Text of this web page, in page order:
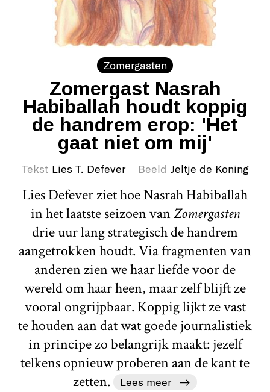
Zomergasten
Zomergast Nasrah
Habiballah houdt koppig
de handrem erop: 'Het
gaat niet om mij'
Tekst Lies T. Defever Beeld Jeltje de Koning
Lies Defever ziet hoe Nasrah Habiballah
in het laatste seizoen vanZomergasten
drie uur lang strategisch de handrem
aangetrokken houdt. Via fragmenten van
anderen zien we haar liefde voor de
wereld om haar heen, maar zelf blijft ze
vooral ongrijpbaar. Koppig lijkt ze vast
te houden aan dat wat goede journalistiek
in principe zo belangrijk maakt: jezelf
telkens opnieuw proberen aan de kant te
zetten.
Lees meer